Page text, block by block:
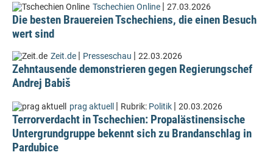
Tschechien Online | 27.03.2026
Die besten Brauereien Tschechiens, die einen Besuch
wert sind
Zeit.de | Presseschau | 22.03.2026
Zehntausende demonstrieren gegen Regierungschef
Andrej Babiš
prag aktuell | Rubrik: Politik | 20.03.2026
Terrorverdacht in Tschechien: Propalästinensische
Untergrundgruppe bekennt sich zu Brandanschlag in
Pardubice